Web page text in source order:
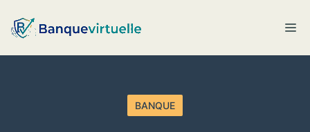
au
contenu
BANQUE